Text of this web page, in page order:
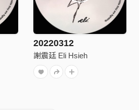
20220312
謝震廷 Eli Hsieh